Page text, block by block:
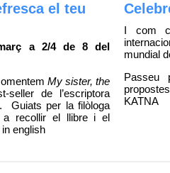
el teu
a 2/4 de 8 del
My sister, the
seller de l’escriptora
Guiats per la filòloga
a recollir el llibre i el
english
I com
mundial
Passeu
KATNA